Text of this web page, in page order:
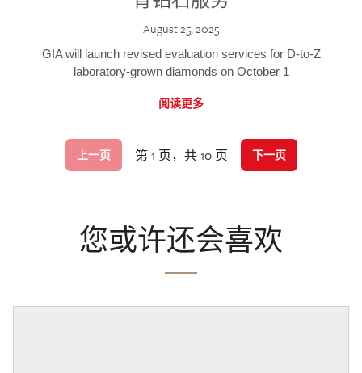
August 25, 2025
GIA will launch revised evaluation services for D-to-Z
laboratory-grown diamonds on October 1
阅读更多
上一页 第 1 页，共 10 页 下一页
您或许还会喜欢